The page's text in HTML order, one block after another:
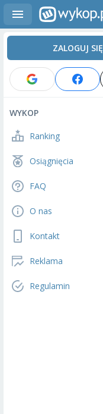
ZALOGUJ SIĘ
WYKOP
Ranking
Osiągnięcia
FAQ
O nas
Kontakt
Reklama
Regulamin